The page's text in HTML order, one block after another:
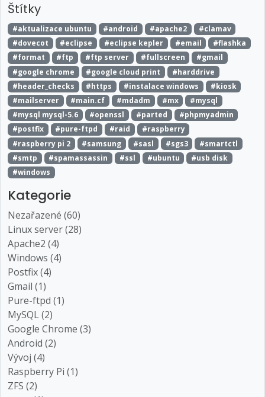
Štítky
#aktualizace ubuntu #android #apache2
#clamav
#dovecot
#eclipse #eclipse kepler #email
#flashka
#format
#ftp #ftp server #fullscreen
#gmail
#google chrome
#google cloud print
#harddrive
#header_checks
#https #instalace windows
#kiosk
#mailserver
#main.cf #mdadm #mx
#mysql
#mysql mysql-5.6
#openssl #parted
#phpmyadmin
#postfix
#pure-ftpd #raid
#raspberry
#raspberry pi 2
#samsung #sasl #sgs3
#smartctl
#smtp
#spamassassin #ssl #ubuntu
#usb disk
#windows
Kategorie
Nezařazené (60)
Linux server (28)
Apache2 (4)
Windows (4)
Postfix (4)
Gmail (1)
Pure-ftpd (1)
MySQL (2)
Google Chrome (3)
Android (2)
Vývoj (4)
Raspberry Pi (1)
ZFS (2)